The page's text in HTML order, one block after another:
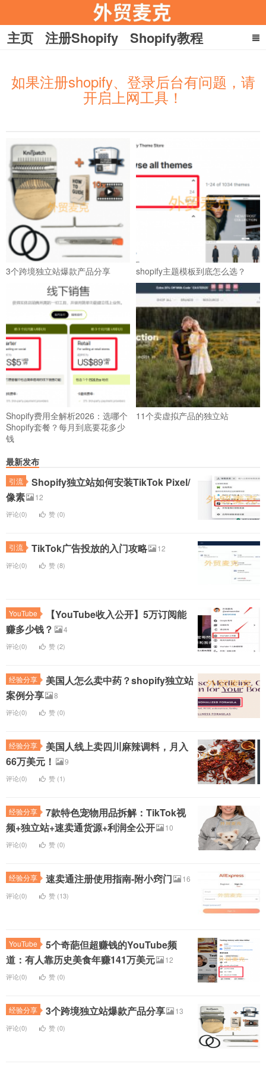
外贸麦克
主页 注册Shopify
Shopify教程
在家赚美刀
关于麦克
如果注册shopify、登录后台有问题，请
开启上网工具！
3个跨境独立站爆款产品分享 shopify主题模板到底怎么选？
Shopify费用全解析2026：选哪个
Shopify套餐？每月到底要花多少
钱
11个卖虚拟产品的独立站
最新发布
引流
Shopify独立站如何安装TikTok Pixel/
像素
12
评论(0) 赞 (0)
引流 TikTok广告投放的入门攻略 12
评论(0) 赞 (8)
YouTube
【YouTube收入公开】5万订阅能
赚多少钱？
4
评论(0) 赞 (2)
经验分享
美国人怎么卖中药？shopify独立站
案例分享
8
评论(0) 赞 (0)
经验分享
美国人线上卖四川麻辣调料，月入
66万美元！
9
评论(0) 赞 (1)
经验分享
7款特色宠物用品拆解：TikTok视
频+独立站+速卖通货源+利润全公开
10
评论(0) 赞 (0)
经验分享 速卖通注册使用指南-附小窍门 16
评论(0) 赞 (13)
YouTube
5个奇葩但超赚钱的YouTube频
道：有人靠历史美食年赚141万美元
12
评论(0) 赞 (0)
经验分享 3个跨境独立站爆款产品分享 13
评论(0) 赞 (0)